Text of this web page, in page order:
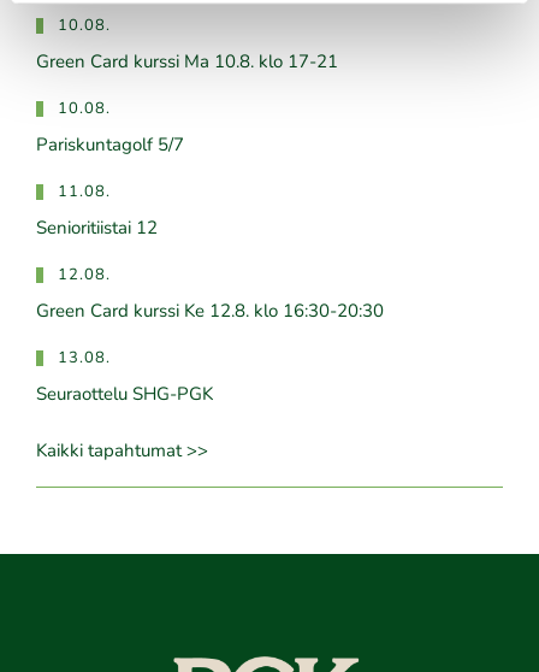
10.08.
Green Card kurssi Ma 10.8. klo 17-21
10.08.
Pariskuntagolf 5/7
11.08.
Senioritiistai 12
12.08.
Green Card kurssi Ke 12.8. klo 16:30-20:30
13.08.
Seuraottelu SHG-PGK
Kaikki tapahtumat >>